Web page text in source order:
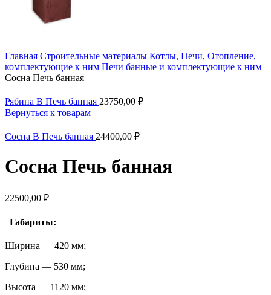
Главная Строительные материалы Котлы, Печи, Отопление,
комплектующие к ним Печи банные и комплектующие к ним
Сосна Печь банная
Рябина В Печь банная 23750,00 ₽
Вернуться к товарам
Сосна В Печь банная 24400,00 ₽
Сосна Печь банная
22500,00 ₽
Габариты:
Ширина — 420 мм;
Глубина — 530 мм;
Высота — 1120 мм;